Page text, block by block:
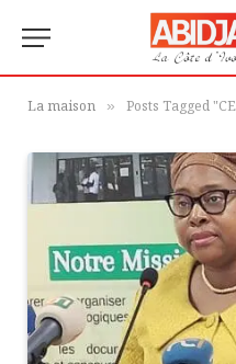
La maison » Posts Tagged